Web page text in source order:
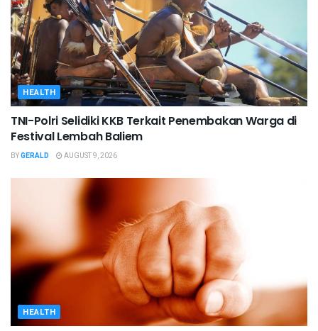
HEALTH
TNI-Polri Selidiki KKB Terkait Penembakan Warga di
Festival Lembah Baliem
BYGERALD AUGUST 9, 2026
HEALTH